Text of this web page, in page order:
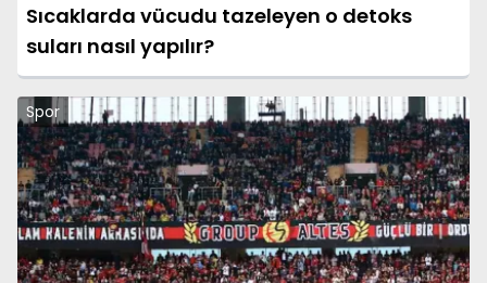
Sıcaklarda vücudu tazeleyen o detoks
suları nasıl yapılır?
Spor